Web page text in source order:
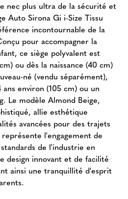
nec plus ultra de la sécurité et
Auto Sirona Gi i-Size Tissu
incontournable de la
pour accompagner la
ce siège polyvalent est
ou dès la naissance (40 cm)
né (vendu séparément),
environ (105 cm) ou un
Le modèle Almond Beige,
allie esthétique
avancées pour des trajets
l'engagement de
de l'industrie en
design innovant et de facilité
ainsi une tranquillité d'esprit